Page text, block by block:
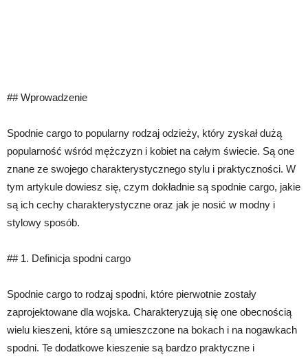
## Wprowadzenie
Spodnie cargo to popularny rodzaj odzieży, który zyskał dużą
popularność wśród mężczyzn i kobiet na całym świecie. Są one
znane ze swojego charakterystycznego stylu i praktyczności. W
tym artykule dowiesz się, czym dokładnie są spodnie cargo, jakie
są ich cechy charakterystyczne oraz jak je nosić w modny i
stylowy sposób.
## 1. Definicja spodni cargo
Spodnie cargo to rodzaj spodni, które pierwotnie zostały
zaprojektowane dla wojska. Charakteryzują się one obecnością
wielu kieszeni, które są umieszczone na bokach i na nogawkach
spodni. Te dodatkowe kieszenie są bardzo praktyczne i